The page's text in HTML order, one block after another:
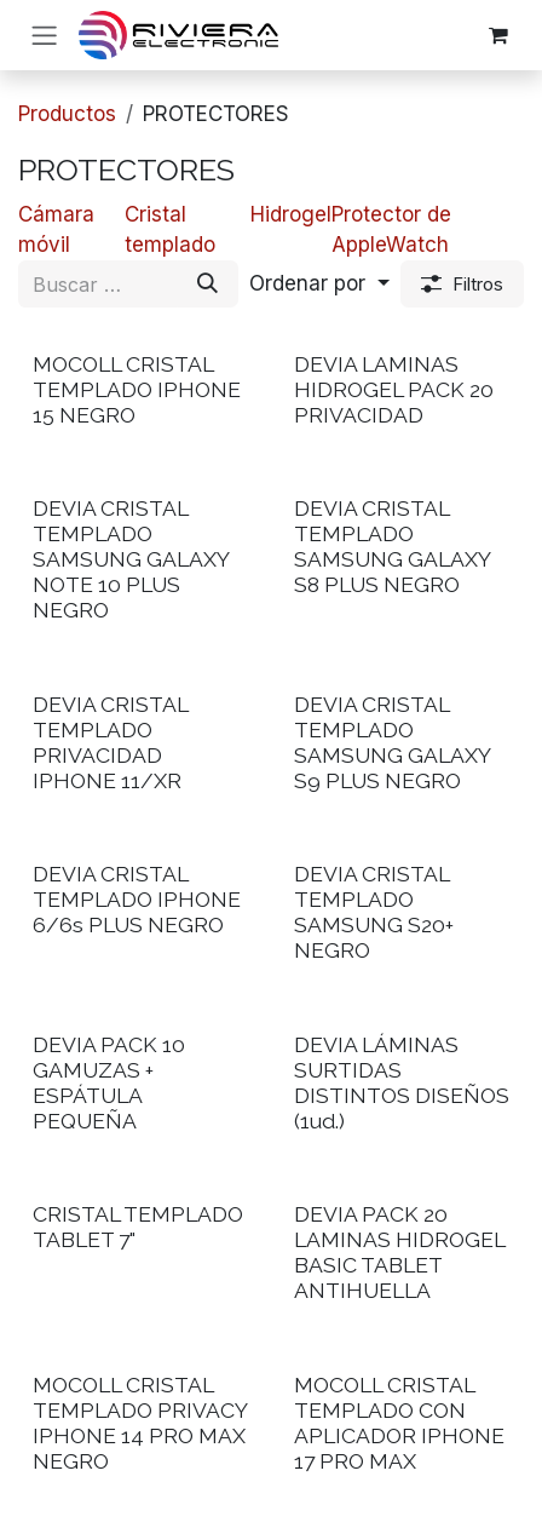
Ir al contenido
Productos PROTECTORES
PROTECTORES
Cámara
móvil
​​Cristal
templado
Hidrogel Protector de
AppleWatch
Ordenar por
Filtros
MOCOLL CRISTAL
TEMPLADO IPHONE
15 NEGRO
DEVIA LAMINAS
HIDROGEL PACK 20
PRIVACIDAD
DEVIA CRISTAL
TEMPLADO
SAMSUNG GALAXY
NOTE 10 PLUS
NEGRO
DEVIA CRISTAL
TEMPLADO
SAMSUNG GALAXY
S8 PLUS NEGRO
DEVIA CRISTAL
TEMPLADO
PRIVACIDAD
IPHONE 11/XR
DEVIA CRISTAL
TEMPLADO
SAMSUNG GALAXY
S9 PLUS NEGRO
DEVIA CRISTAL
TEMPLADO IPHONE
6/6s PLUS NEGRO
DEVIA CRISTAL
TEMPLADO
SAMSUNG S20+
NEGRO
DEVIA PACK 10
GAMUZAS +
ESPÁTULA
PEQUEÑA
DEVIA LÁMINAS
SURTIDAS
DISTINTOS DISEÑOS
(1ud.)
CRISTAL TEMPLADO
TABLET 7"
DEVIA PACK 20
LAMINAS HIDROGEL
BASIC TABLET
ANTIHUELLA
MOCOLL CRISTAL
TEMPLADO PRIVACY
IPHONE 14 PRO MAX
NEGRO
MOCOLL CRISTAL
TEMPLADO CON
APLICADOR IPHONE
17 PRO MAX